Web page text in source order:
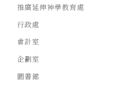
推廣延伸神學教育處
行政處
會計室
企劃室
圖書館